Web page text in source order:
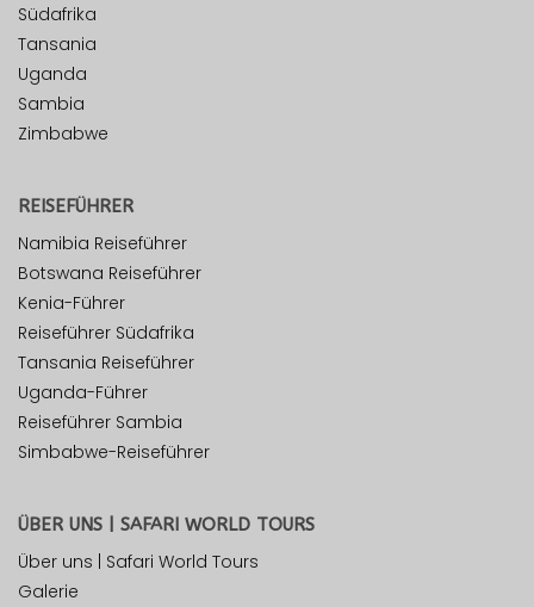
Südafrika
Tansania
Uganda
Sambia
Zimbabwe
REISEFÜHRER
Namibia Reiseführer
Botswana Reiseführer
Kenia-Führer
Reiseführer Südafrika
Tansania Reiseführer
Uganda-Führer
Reiseführer Sambia
Simbabwe-Reiseführer
ÜBER UNS | SAFARI WORLD TOURS
Über uns | Safari World Tours
Galerie